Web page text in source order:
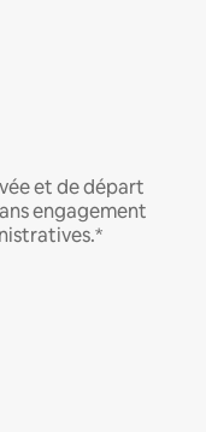
et de départ
engagement